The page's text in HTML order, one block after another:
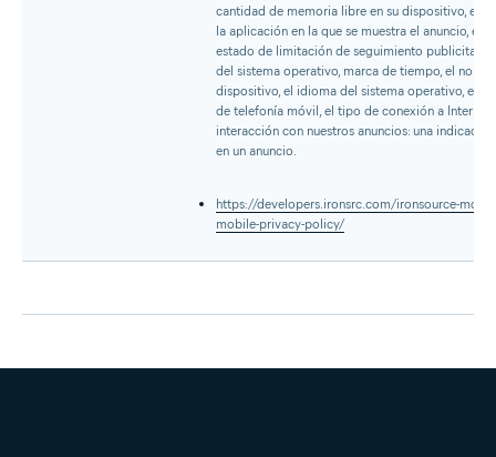
cantidad de memoria libre en su dispositivo, el
la aplicación en la que se muestra el anuncio, el
estado de limitación de seguimiento
del sistema operativo, marca de tiempo, el
dispositivo, el idioma del sistema operativo, el
de telefonía móvil, el tipo de conexión a Internet
interacción con nuestros anuncios: una
en un anuncio.
https://developers.ironsrc.com/ironsource-
mobile-privacy-policy/